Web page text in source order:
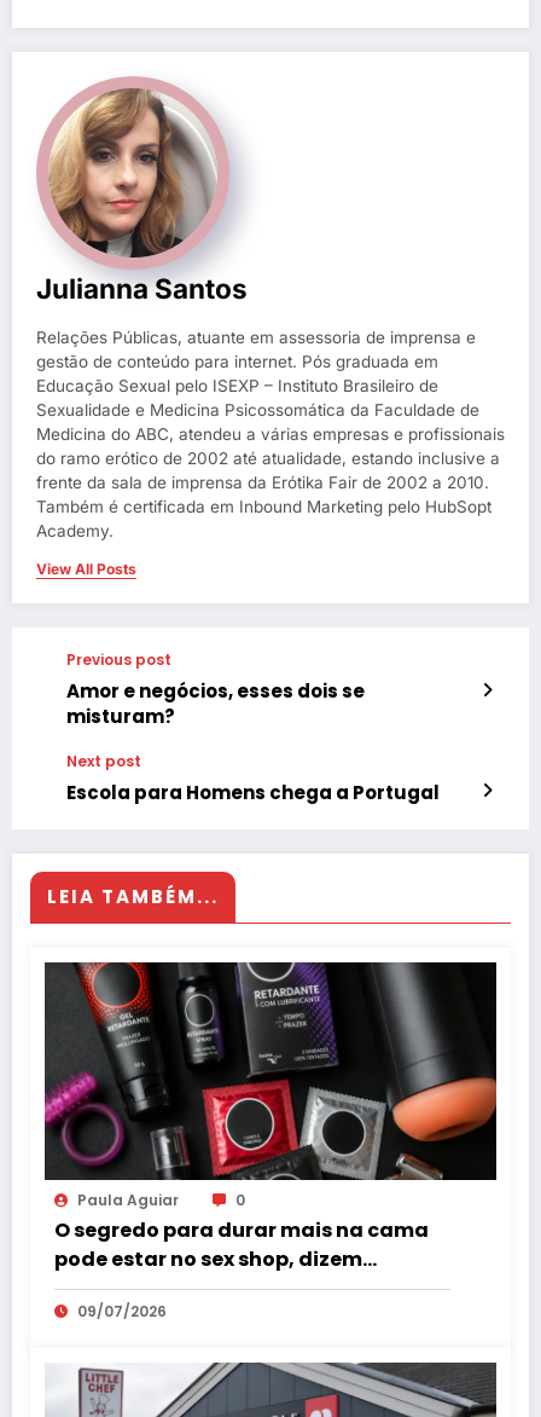
Julianna Santos
Relações Públicas, atuante em assessoria de imprensa e
gestão de conteúdo para internet. Pós graduada em
Educação Sexual pelo ISEXP – Instituto Brasileiro de
Sexualidade e Medicina Psicossomática da Faculdade de
Medicina do ABC, atendeu a várias empresas e profissionais
do ramo erótico de 2002 até atualidade, estando inclusive a
frente da sala de imprensa da Erótika Fair de 2002 a 2010.
Também é certificada em Inbound Marketing pelo HubSopt
Academy.
View All Posts
Previous post
Amor e negócios, esses dois se
misturam?
Next post
Escola para Homens chega a Portugal
LEIA TAMBÉM...
Paula Aguiar 0
O segredo para durar mais na cama
pode estar no sex shop, dizem
especialistas em saúde sexual
09/07/2026